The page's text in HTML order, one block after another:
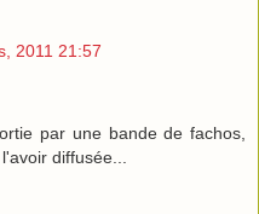
2011 21:57
par une bande de fachos,
diffusée...